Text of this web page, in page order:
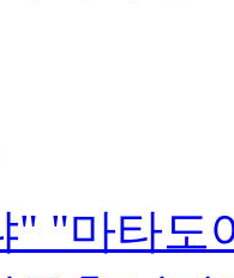
" "마타